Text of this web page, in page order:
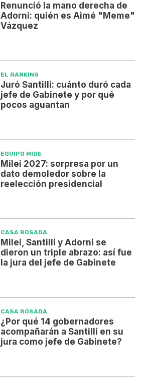
Renunció la mano derecha de
Adorni: quién es Aimé "Meme"
Vázquez
EL RANKING
Juró Santilli: cuánto duró cada
jefe de Gabinete y por qué
pocos aguantan
EQUIPO MIDE
Milei 2027: sorpresa por un
dato demoledor sobre la
reelección presidencial
CASA ROSADA
Milei, Santilli y Adorni se
dieron un triple abrazo: así fue
la jura del jefe de Gabinete
CASA ROSADA
¿Por qué 14 gobernadores
acompañarán a Santilli en su
jura como jefe de Gabinete?